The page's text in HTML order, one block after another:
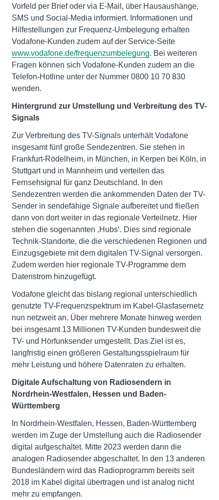
Vorfeld per Brief oder via E-Mail, über Hausaushänge,
SMS und Social-Media informiert. Informationen und
Hilfestellungen zur Frequenz-Umbelegung erhalten
Vodafone-Kunden zudem auf der Service-Seite
www.vodafone.de/frequenzumbelegung. Bei weiteren
Fragen können sich Vodafone-Kunden zudem an die
Telefon-Hotline unter der Nummer 0800 10 70 830
wenden.
Hintergrund zur Umstellung und Verbreitung des TV-
Signals
Zur Verbreitung des TV-Signals unterhält Vodafone
insgesamt fünf große Sendezentren. Sie stehen in
Frankfurt-Rödelheim, in München, in Kerpen bei Köln, in
Stuttgart und in Mannheim und verteilen das
Fernsehsignal für ganz Deutschland. In den
Sendezentren werden die ankommenden Daten der TV-
Sender in sendefähige Signale aufbereitet und fließen
dann von dort weiter in das regionale Verteilnetz. Hier
stehen die sogenannten ‚Hubs‘. Dies sind regionale
Technik-Standorte, die die verschiedenen Regionen und
Einzugsgebiete mit dem digitalen TV-Signal versorgen.
Zudem werden hier regionale TV-Programme dem
Datenstrom hinzugefügt.
Vodafone gleicht das bislang regional unterschiedlich
genutzte TV-Frequenzspektrum im Kabel-Glasfasernetz
nun netzweit an. Über mehrere Monate hinweg werden
bei insgesamt 13 Millionen TV-Kunden bundesweit die
TV- und Hörfunksender umgestellt. Das Ziel ist es,
langfristig einen größeren Gestaltungsspielraum für
mehr Leistung und höhere Datenraten zu erhalten.
Digitale Aufschaltung von Radiosendern in
Nordrhein-Westfalen, Hessen und Baden-
Württemberg
In Nordrhein-Westfalen, Hessen, Baden-Württemberg
werden im Zuge der Umstellung auch die Radiosender
digital aufgeschaltet. Mitte 2023 werden dann die
analogen Radiosender abgeschaltet. In den 13 anderen
Bundesländern wird das Radioprogramm bereits seit
2018 im Kabel digital übertragen und ist analog nicht
mehr zu empfangen.